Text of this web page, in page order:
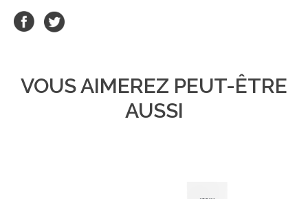
VOUS AIMEREZ PEUT-ÊTRE
AUSSI